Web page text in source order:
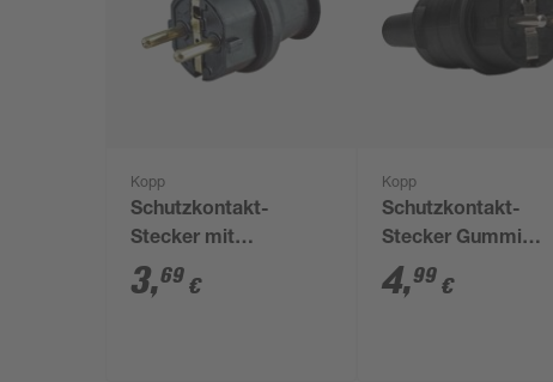
Kopp
Schutzkontakt-
Stecker mit
Knickschutz
3,69 €
Kopp
Schutzkontakt-
Stecker Gummi
schwarz 250 V 16 A,
mit Knickschutz
4,99 €